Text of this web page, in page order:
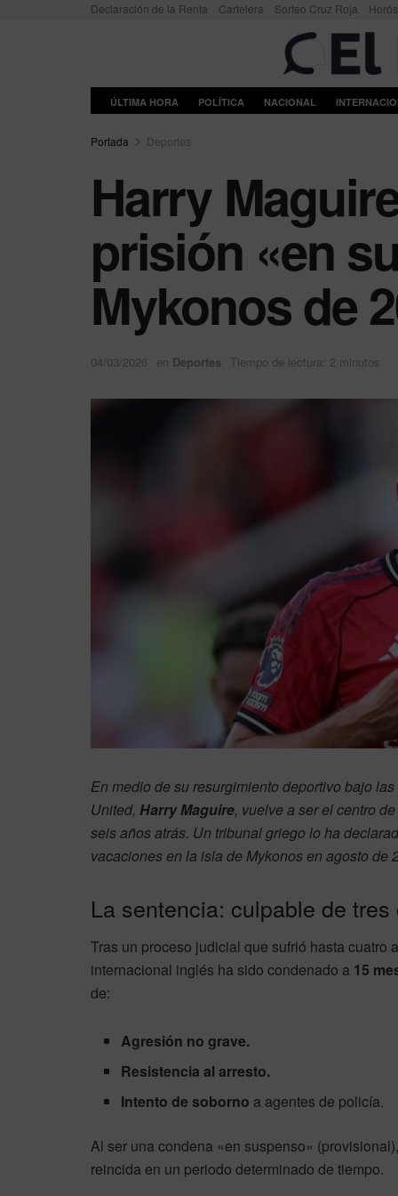
Declaración de la Renta Cartelera Sorteo Cruz Roja
ÚLTIMA HORA POLÍTICA NACIONAL
Portada Deportes
Harry
prisión «en
Mykonos de
04/03/2026 en Deportes Tiempo de lectura: 2 minutos
En medio de su resurgimiento deportivo bajo
United, Harry Maguire, vuelve a ser el centro
seis años atrás. Un tribunal griego lo ha
vacaciones en la isla de Mykonos en agosto de
La sentencia: culpable de tres
Tras un proceso judicial que sufrió hasta
internacional inglés ha sido condenado a 15
de:
Agresión no grave.
Resistencia al arresto.
Intento de soborno a agentes de policía.
Al ser una condena «en suspenso»
reincida en un periodo determinado de tiempo.